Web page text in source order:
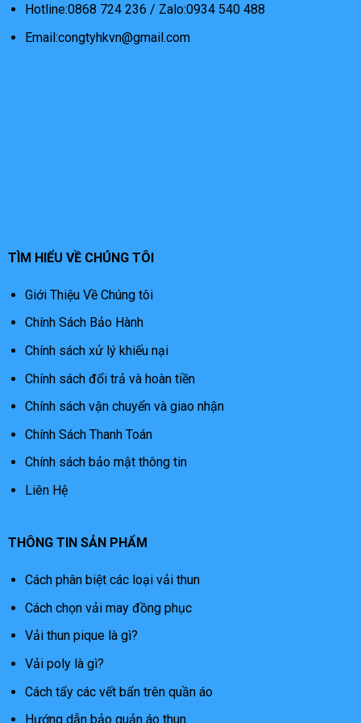
Hotline:0868 724 236 / Zalo:0934 540 488
Email:congtyhkvn@gmail.com
TÌM HIỂU VỀ CHÚNG TÔI
Giới Thiệu Về Chúng tôi
Chính Sách Bảo Hành
Chính sách xử lý khiếu nại
Chính sách đổi trả và hoàn tiền
Chính sách vận chuyển và giao nhận
Chính Sách Thanh Toán
Chính sách bảo mật thông tin
Liên Hệ
THÔNG TIN SẢN PHẨM
Cách phân biệt các loại vải thun
Cách chọn vải may đồng phục
Vải thun pique là gì?
Vải poly là gì?
Cách tẩy các vết bẩn trên quần áo
Hướng dẫn bảo quản áo thun